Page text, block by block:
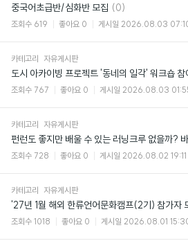
중국어초급반/심화반 모집 댓
글
(0)
조회수 619 좋아요 0 게시일 2026.08.03
카테고리 자유게시판
도시 아카이빙 프로젝트 '동네의 일각' 워크숍 참
조회수 767 좋아요 0 게시일 2026.08.03
카테고리 자유게시판
펀런도 좋지만 배울 수 있는 러닝크루 없을까?
조회수 728 좋아요 0 게시일 2026.08.02 19:11
카테고리 자유게시판
'27년 1월 해외 한류언어문화캠프(2기) 참가자
조회수 1018 좋아요 0 게시일 2026.08.01